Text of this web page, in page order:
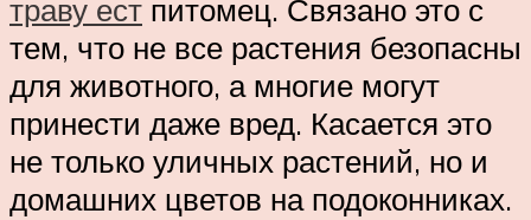
траву ест питомец. Связано это с
тем, что не все растения безопасны
для животного, а многие могут
принести даже вред. Касается это
не только уличных растений, но и
домашних цветов на подоконниках.